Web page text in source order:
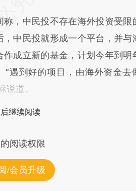
，中民投不存在海外投资受限
中民投就形成一个平台，并与
成立新的基金，计划今年到明
遇到好的项目，由海外资金去
道。
继续阅读
阅读权限
/会员升级